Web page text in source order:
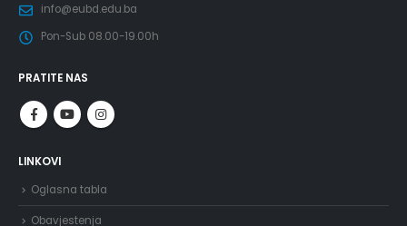
info@eubd.edu.ba
Pon-Sub 08.00-19.00h
PRATITE NAS
LINKOVI
Oglasna tabla
Obavjestenja